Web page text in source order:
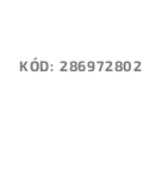
KÓD: 286972802